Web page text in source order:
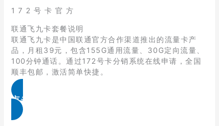
1 7 2 号 卡 官 方
联通飞九卡套餐说明
联通飞九卡是中国联通官方合作渠道推出的流量卡产
品，月租39元，包含155G通用流量、30G定向流量、
100分钟通话。通过172号卡分销系统在线申请，全国
顺丰包邮，激活简单快捷。
点击免费领取